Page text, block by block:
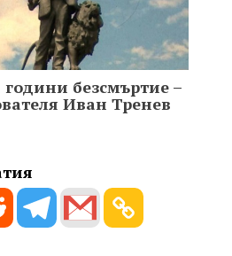
години безсмъртие –
Иван Тренев